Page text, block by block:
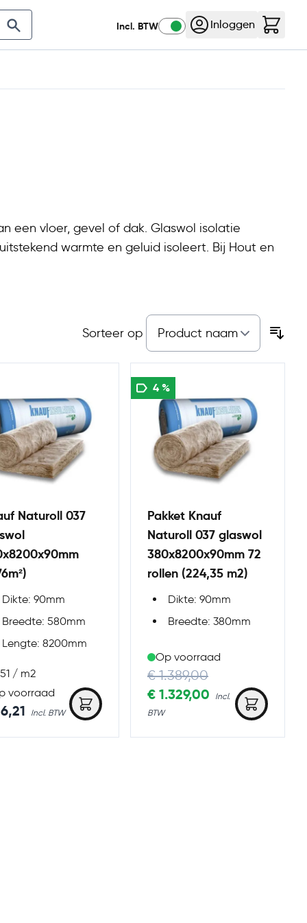
Nog
Incl. BTW Inloggen
een vloer, gevel of dak. Glaswol isolatie
warmte en geluid isoleert. Bij Hout en
Sorteer op
Naturoll 037
Dikte: 90mm
Breedte: 580mm
Lengte: 8200mm
/ m2
voorraad
4 %
Pakket Knauf
Naturoll 037 glaswol
380x8200x90mm 72
rollen (224,35 m2)
Dikte: 90mm
Breedte: 380mm
Op voorraad
Special Price
€ 1.329,00
Regular Price
€ 1.389,00